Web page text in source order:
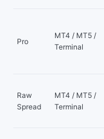
Pro
MT4 / MT5 /
Terminal
Raw
Spread
MT4 / MT5 /
Terminal